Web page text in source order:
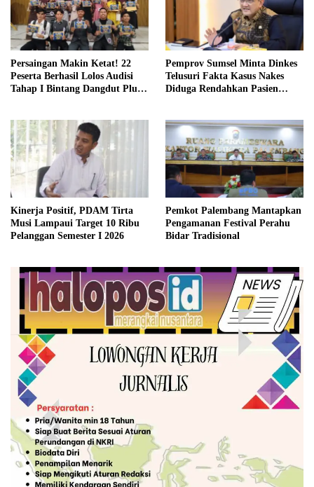
Persaingan Makin Ketat! 22
Peserta Berhasil Lolos Audisi
Tahap I Bintang Dangdut Plus
Pemprov Sumsel Minta Dinkes
Telusuri Fakta Kasus Nakes
Diduga Rendahkan Pasien
Kinerja Positif, PDAM Tirta
Musi Lampaui Target 10 Ribu
Pelanggan Semester I 2026
Pemkot Palembang Mantapkan
Pengamanan Festival Perahu
Bidar Tradisional